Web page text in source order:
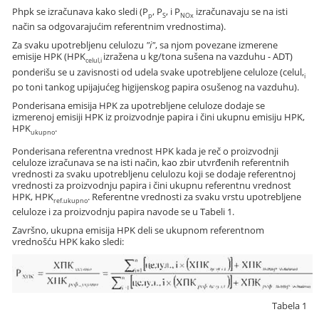
Phpk se izračunava kako sledi (Pp, PS, i PNOx izračunavaju se na isti
način sa odgovarajućim referentnim vrednostima).
Za svaku upotrebljenu celulozu "i", sa njom povezane izmerene
emisije HPK (HPKcelul,i izražena u kg/tona sušena na vazduhu - ADT)
ponderišu se u zavisnosti od udela svake upotrebljene celuloze (celul,i
po toni tankog upijajućeg higijenskog papira osušenog na vazduhu).
Ponderisana emisija HPK za upotrebljene celuloze dodaje se
izmerenoj emisiji HPK iz proizvodnje papira i čini ukupnu emisiju HPK,
HPKukupno.
Ponderisana referentna vrednost HPK kada je reč o proizvodnji
celuloze izračunava se na isti način, kao zbir utvrđenih referentnih
vrednosti za svaku upotrebljenu celulozu koji se dodaje referentnoj
vrednosti za proizvodnju papira i čini ukupnu referentnu vrednost
HPK, HPKref.ukupno. Referentne vrednosti za svaku vrstu upotrebljene
celuloze i za proizvodnju papira navode se u Tabeli 1.
Završno, ukupna emisija HPK deli se ukupnom referentnom
vrednošću HPK kako sledi:
Tabela 1